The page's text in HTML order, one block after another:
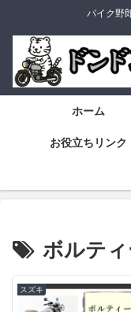
バイク野
ホーム
お役立ちリンク
ボルテ
スズキ